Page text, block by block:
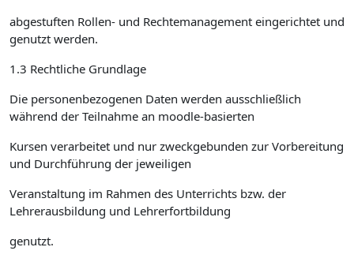
abgestuften Rollen- und Rechtemanagement eingerichtet und
genutzt werden.
1.3 Rechtliche Grundlage
Die personenbezogenen Daten werden ausschließlich
während der Teilnahme an moodle-basierten
Kursen verarbeitet und nur zweckgebunden zur Vorbereitung
und Durchführung der jeweiligen
Veranstaltung im Rahmen des Unterrichts bzw. der
Lehrerausbildung und Lehrerfortbildung
genutzt.